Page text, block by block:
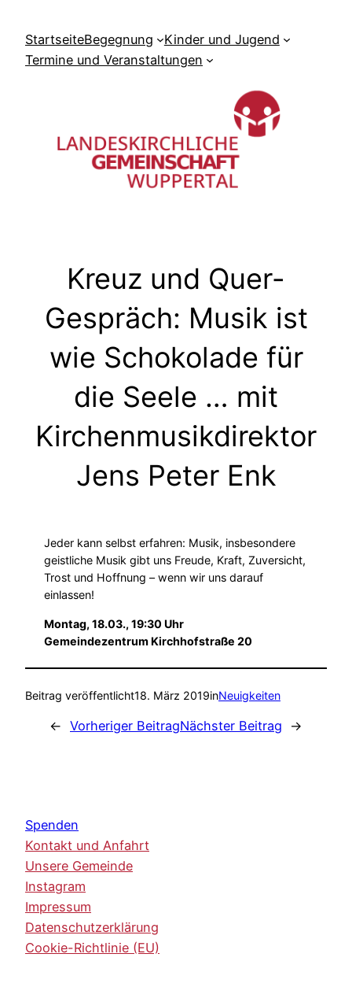
Inhalt
springen
StartseiteBegegnung
Kinder und Jugend
Termine und Veranstaltungen
Kreuz und Quer-
Gespräch: Musik ist
wie Schokolade für
die Seele … mit
Kirchenmusikdirektor
Jens Peter Enk
Jeder kann selbst erfahren: Musik, insbesondere
geistliche Musik gibt uns Freude, Kraft, Zuversicht,
Trost und Hoffnung – wenn wir uns darauf
einlassen!
Montag, 18.03., 19:30 Uhr
Gemeindezentrum Kirchhofstraße 20
Beitrag veröffentlicht18. März 2019inNeuigkeiten
← Vorheriger BeitragNächster Beitrag →
Spenden
Kontakt und Anfahrt
Unsere Gemeinde
Instagram
Impressum
Datenschutzerklärung
Cookie-Richtlinie (EU)